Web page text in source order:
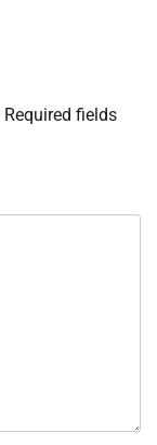
Required fields